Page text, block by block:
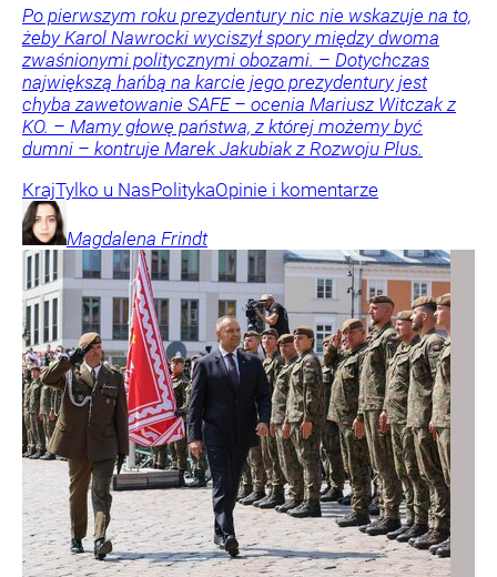
Po pierwszym roku prezydentury nic nie wskazuje na to,
żeby Karol Nawrocki wyciszył spory między dwoma
zwaśnionymi politycznymi obozami. – Dotychczas
największą hańbą na karcie jego prezydentury jest
chyba zawetowanie SAFE – ocenia Mariusz Witczak z
KO. – Mamy głowę państwa, z której możemy być
dumni – kontruje Marek Jakubiak z Rozwoju Plus.
KrajTylko u NasPolitykaOpinie i komentarze
Magdalena Frindt